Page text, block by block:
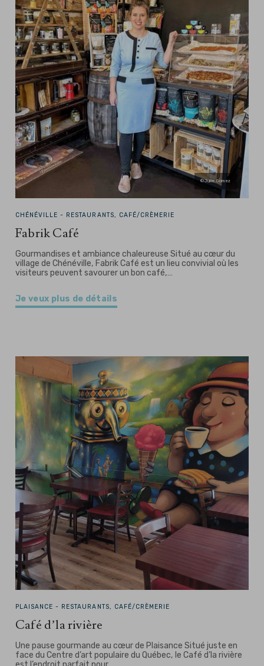
©Julie Gomez
CHÉNÉVILLE - RESTAURANTS, CAFÉ/CRÈMERIE
Fabrik Café
Gourmandises et ambiance chaleureuse Situé au cœur du
village de Chénéville, Fabrik Café est un lieu convivial où les
visiteurs peuvent savourer un bon café,…
Je veux plus de détails
PLAISANCE - RESTAURANTS, CAFÉ/CRÈMERIE
Café d’la rivière
Une pause gourmande au cœur de Plaisance Situé juste en
face du Centre d’art populaire du Québec, le Café d’la rivière